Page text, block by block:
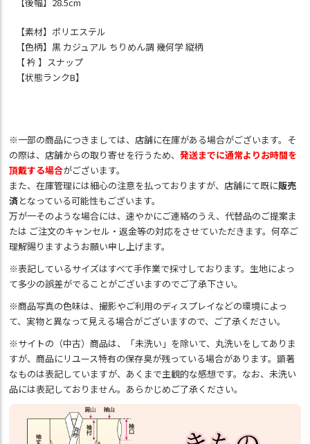
【後幅】28.5cm
【素材】ポリエステル
【色柄】黒 カジュアル ちりめん調 幾何学 縦柄
【 衿 】スナップ
【状態ランクB】
※一部の商品につきましては、店舗に在庫がある場合がございます。そ
の際は、店舗からの取り寄せを行うため、発送までに通常よりお時間を
頂戴する場合がございます。
また、在庫管理には細心の注意を払っておりますが、店舗にて既に販売
済となっている可能性もございます。
万が一そのような場合には、速やかにご連絡のうえ、代替品のご提案ま
たは ご注文のキャンセル・返金等の対応をさせていただきます。何卒ご
理解賜りますようお願い申し上げます。
※表記しているサイズはすべて手作業で採寸しております。生地によっ
て多少の誤差がでることがございますのでご了承下さい。
※商品写真の色味は、撮影やご利用のディスプレイなどの環境によっ
て、実物と異なって見える場合がございますので、ご了承ください。
※サイトの（中古）商品は、「未洗い」を除いて、丸洗いをしてありま
すが、商品にリユース特有の保存臭が残っている場合があります。顕著
なものは表記していますが、あくまで主観的な感想です。なお、未洗い
品には表記しておりません。あらかじめご了承ください。